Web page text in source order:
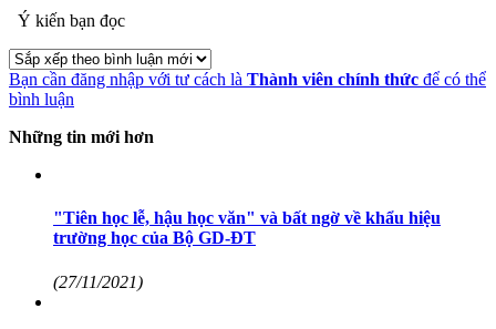
Ý kiến bạn đọc
Bạn cần đăng nhập với tư cách là Thành viên chính thức để có thể
bình luận
Những tin mới hơn
"Tiên học lễ, hậu học văn" và bất ngờ về khẩu hiệu
trường học của Bộ GD-ĐT
(27/11/2021)